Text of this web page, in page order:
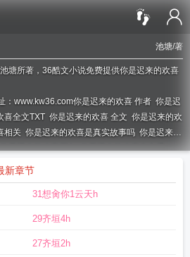
池塘/著
塘所著，36酷文小说免费提供你是迟来的欢喜
：www.kw36.com你是迟来的欢喜 作者 你是迟
喜全文TXT 你是迟来的欢喜 全文 你是迟来的欢
相关 你是迟来的欢喜是真实故事吗 你是迟来的
你是迟来的欢喜原名你是迟来的欢喜全文番
来的欢喜原著叫什么
新章节
31想肏你1云天h
29齐垣4h
27齐垣2h